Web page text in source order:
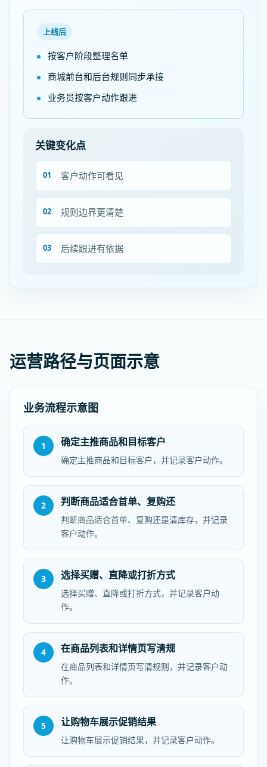
上线后
按客户阶段整理名单
商城前台和后台规则同步承接
业务员按客户动作跟进
关键变化点
客户动作可看见
规则边界更清楚
后续跟进有依据
运营路径与页面示意
业务流程示意图
1 确定主推商品和目标客户
确定主推商品和目标客户，并记录客户动作。
2 判断商品适合首单、复购还
判断商品适合首单、复购还是清库存，并记录
客户动作。
3 选择买赠、直降或打折方式
选择买赠、直降或打折方式，并记录客户动
作。
4 在商品列表和详情页写清规
在商品列表和详情页写清规则，并记录客户动
作。
5 让购物车展示促销结果
让购物车展示促销结果，并记录客户动作。